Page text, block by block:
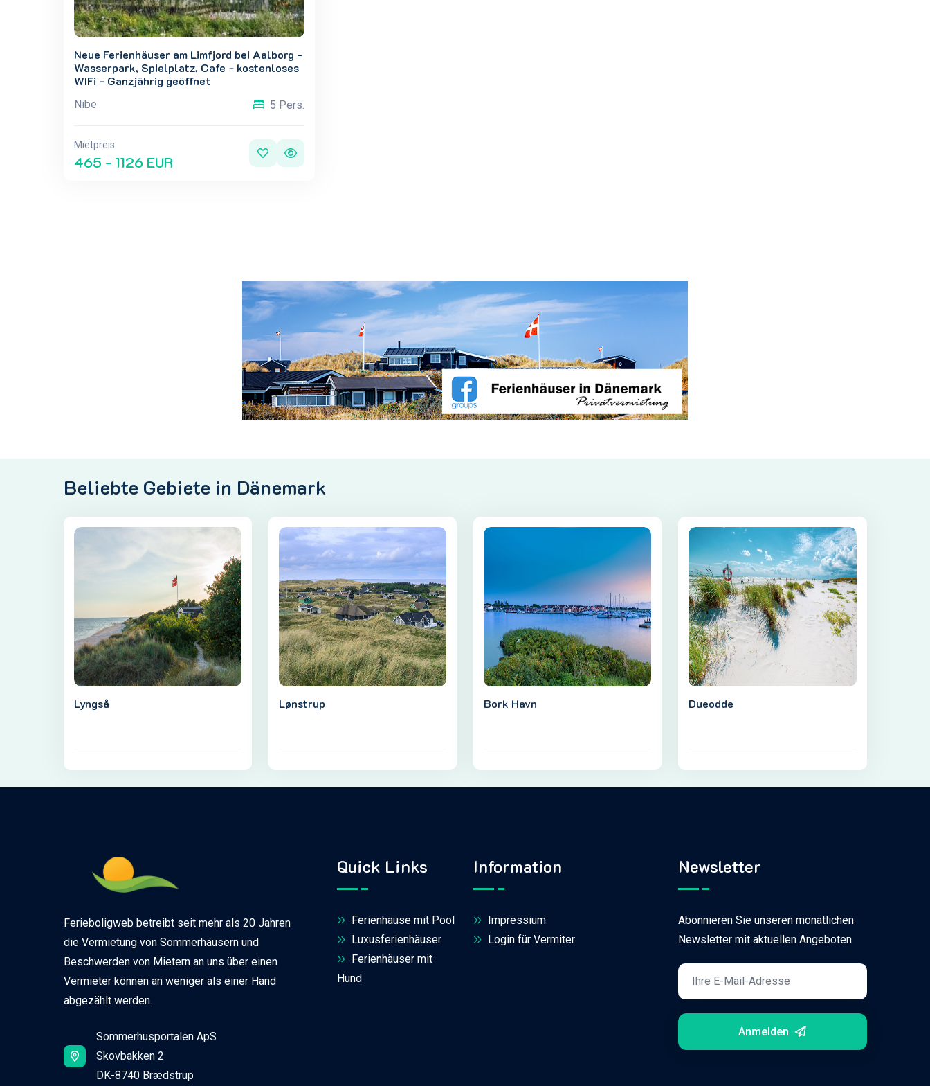
Neue Ferienhäuser am Limfjord bei Aalborg -
Wasserpark, Spielplatz, Cafe - kostenloses
WIFi - Ganzjährig geöffnet
Nibe 5 Pers.
Mietpreis
465 - 1126 EUR
Beliebte Gebiete in Dänemark
Lyngså Lønstrup Bork Havn Dueodde
Ferieboligweb betreibt seit mehr als 20 Jahren
die Vermietung von Sommerhäusern und
Beschwerden von Mietern an uns über einen
Vermieter können an weniger als einer Hand
abgezählt werden.
Sommerhusportalen ApS
Skovbakken 2
DK-8740 Brædstrup
Quick Links
Ferienhäuse mit Pool
Luxusferienhäuser
Ferienhäuser mit
Hund
Information
Impressium
Login für Vermiter
Newsletter
Abonnieren Sie unseren monatlichen
Newsletter mit aktuellen Angeboten
Anmelden